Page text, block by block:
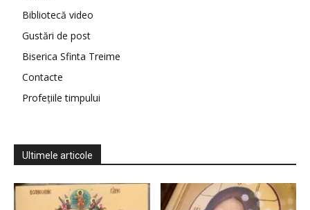
Bibliotecă video
Gustări de post
Biserica Sfinta Treime
Contacte
Profețiile timpului
Ultimele articole